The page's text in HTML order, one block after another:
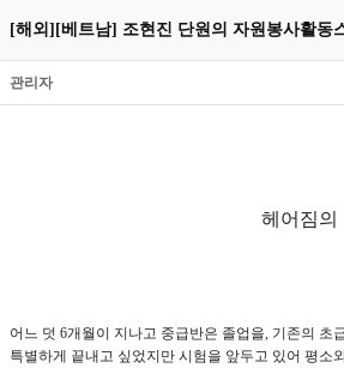
[해외] [베트남] 조현진 단원의 자원봉사활동
관리자
헤어짐의
어느 덧 6개월이 지나고 중급반은 졸업을, 기존의 초
특별하게 끝내고 싶었지만 시험을 앞두고 있어 평소